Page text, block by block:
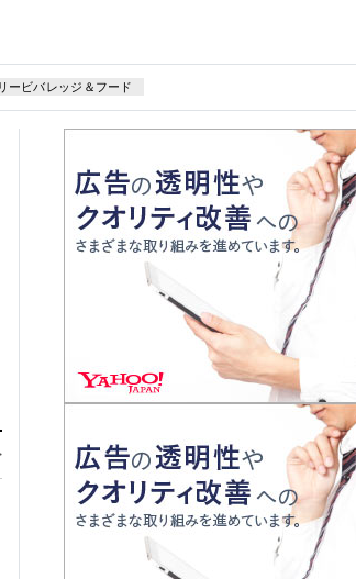
ービバレッジ＆フード